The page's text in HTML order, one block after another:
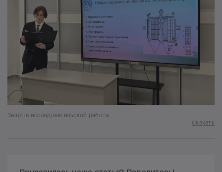
Защита исследовательской работы
Скачать